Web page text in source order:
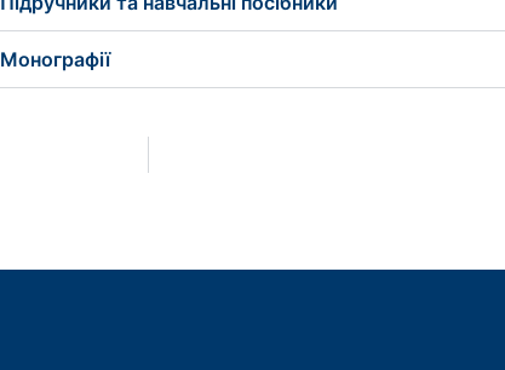
Монографії